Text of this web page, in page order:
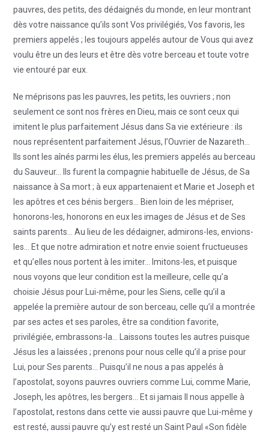
pauvres, des petits, des dédaignés du monde, en leur montrant
dès votre naissance qu’ils sont Vos privilégiés, Vos favoris, les
premiers appelés ; les toujours appelés autour de Vous qui avez
voulu être un des leurs et être dès votre berceau et toute votre
vie entouré par eux.
Ne méprisons pas les pauvres, les petits, les ouvriers ; non
seulement ce sont nos frères en Dieu, mais ce sont ceux qui
imitent le plus parfaitement Jésus dans Sa vie extérieure : ils
nous représentent parfaitement Jésus, l’Ouvrier de Nazareth…
Ils sont les aînés parmi les élus, les premiers appelés au berceau
du Sauveur… Ils furent la compagnie habituelle de Jésus, de Sa
naissance à Sa mort ; à eux appartenaient et Marie et Joseph et
les apôtres et ces bénis bergers… Bien loin de les mépriser,
honorons-les, honorons en eux les images de Jésus et de Ses
saints parents… Au lieu de les dédaigner, admirons-les, envions-
les… Et que notre admiration et notre envie soient fructueuses
et qu’elles nous portent à les imiter… Imitons-les, et puisque
nous voyons que leur condition est la meilleure, celle qu’a
choisie Jésus pour Lui-même, pour les Siens, celle qu’il a
appelée la première autour de son berceau, celle qu’il a montrée
par ses actes et ses paroles, être sa condition favorite,
privilégiée, embrassons-la… Laissons toutes les autres puisque
Jésus les a laissées ; prenons pour nous celle qu’il a prise pour
Lui, pour Ses parents… Puisqu’il ne nous a pas appelés à
l’apostolat, soyons pauvres ouvriers comme Lui, comme Marie,
Joseph, les apôtres, les bergers… Et si jamais Il nous appelle à
l’apostolat, restons dans cette vie aussi pauvre que Lui-même y
est resté, aussi pauvre qu’y est resté un Saint Paul «Son fidèle